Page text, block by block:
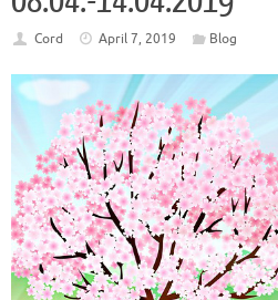
Cord April 7, 2019 Blog